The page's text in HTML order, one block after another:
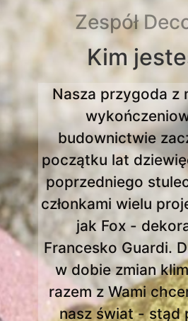
Zespół
Kim
Nasza przygoda z
budownictwie
początku lat
poprzedniego
członkami wielu
jak Fox -
Francesko Guardi.
w dobie zmian
razem z Wami
nasz świat - stąd